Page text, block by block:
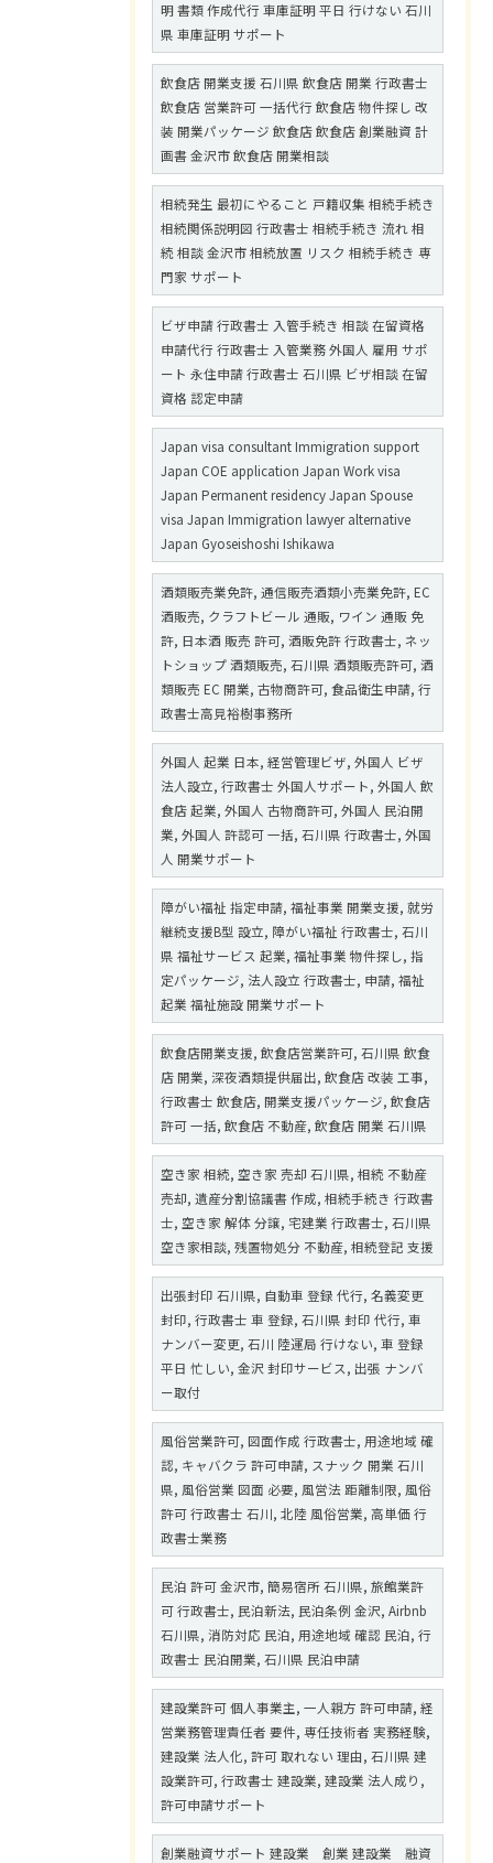
明 書類 作成代行 車庫証明 平日 行けない 石川
県 車庫証明 サポート
飲食店 開業支援 石川県 飲食店 開業 行政書士
飲食店 営業許可 一括代行 飲食店 物件探し 改
装 開業パッケージ 飲食店 飲食店 創業融資 計
画書 金沢市 飲食店 開業相談
相続発生 最初にやること 戸籍収集 相続手続き
相続関係説明図 行政書士 相続手続き 流れ 相
続 相談 金沢市 相続放置 リスク 相続手続き 専
門家 サポート
ビザ申請 行政書士 入管手続き 相談 在留資格
申請代行 行政書士 入管業務 外国人 雇用 サポ
ート 永住申請 行政書士 石川県 ビザ相談 在留
資格 認定申請
Japan visa consultant Immigration support
Japan COE application Japan Work visa
Japan Permanent residency Japan Spouse
visa Japan Immigration lawyer alternative
Japan Gyoseishoshi Ishikawa
酒類販売業免許, 通信販売酒類小売業免許, EC
酒販売, クラフトビール 通販, ワイン 通販 免
許, 日本酒 販売 許可, 酒販免許 行政書士, ネッ
トショップ 酒類販売, 石川県 酒類販売許可, 酒
類販売 EC 開業, 古物商許可, 食品衛生申請, 行
政書士高見裕樹事務所
外国人 起業 日本, 経営管理ビザ, 外国人 ビザ
法人設立, 行政書士 外国人サポート, 外国人 飲
食店 起業, 外国人 古物商許可, 外国人 民泊開
業, 外国人 許認可 一括, 石川県 行政書士, 外国
人 開業サポート
障がい福祉 指定申請, 福祉事業 開業支援, 就労
継続支援B型 設立, 障がい福祉 行政書士, 石川
県 福祉サービス 起業, 福祉事業 物件探し, 指
定パッケージ, 法人設立 行政書士, 申請, 福祉
起業 福祉施設 開業サポート
飲食店開業支援, 飲食店営業許可, 石川県 飲食
店 開業, 深夜酒類提供届出, 飲食店 改装 工事,
行政書士 飲食店, 開業支援パッケージ, 飲食店
許可 一括, 飲食店 不動産, 飲食店 開業 石川県
空き家 相続, 空き家 売却 石川県, 相続 不動産
売却, 遺産分割協議書 作成, 相続手続き 行政書
士, 空き家 解体 分譲, 宅建業 行政書士, 石川県
空き家相談, 残置物処分 不動産, 相続登記 支援
出張封印 石川県, 自動車 登録 代行, 名義変更
封印, 行政書士 車 登録, 石川県 封印 代行, 車
ナンバー変更, 石川 陸運局 行けない, 車 登録
平日 忙しい, 金沢 封印サービス, 出張 ナンバ
ー取付
風俗営業許可, 図面作成 行政書士, 用途地域 確
認, キャバクラ 許可申請, スナック 開業 石川
県, 風俗営業 図面 必要, 風営法 距離制限, 風俗
許可 行政書士 石川, 北陸 風俗営業, 高単価 行
政書士業務
民泊 許可 金沢市, 簡易宿所 石川県, 旅館業許
可 行政書士, 民泊新法, 民泊条例 金沢, Airbnb
石川県, 消防対応 民泊, 用途地域 確認 民泊, 行
政書士 民泊開業, 石川県 民泊申請
建設業許可 個人事業主, 一人親方 許可申請, 経
営業務管理責任者 要件, 専任技術者 実務経験,
建設業 法人化, 許可 取れない 理由, 石川県 建
設業許可, 行政書士 建設業, 建設業 法人成り,
許可申請サポート
創業融資サポート 建設業 創業 建設業 融資